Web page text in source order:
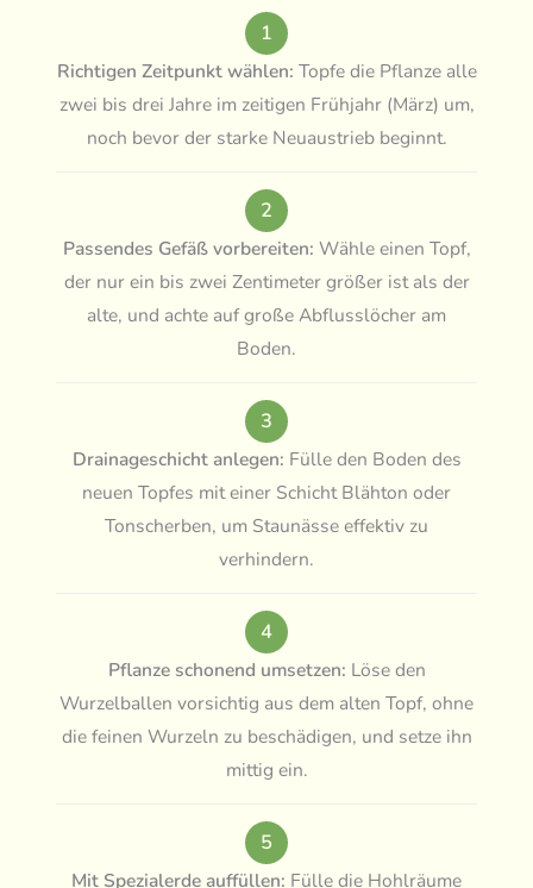
1
Richtigen Zeitpunkt wählen: Topfe die Pflanze alle
zwei bis drei Jahre im zeitigen Frühjahr (März) um,
noch bevor der starke Neuaustrieb beginnt.
2
Passendes Gefäß vorbereiten: Wähle einen Topf,
der nur ein bis zwei Zentimeter größer ist als der
alte, und achte auf große Abflusslöcher am
Boden.
3
Drainageschicht anlegen: Fülle den Boden des
neuen Topfes mit einer Schicht Blähton oder
Tonscherben, um Staunässe effektiv zu
verhindern.
4
Pflanze schonend umsetzen: Löse den
Wurzelballen vorsichtig aus dem alten Topf, ohne
die feinen Wurzeln zu beschädigen, und setze ihn
mittig ein.
5
Mit Spezialerde auffüllen: Fülle die Hohlräume